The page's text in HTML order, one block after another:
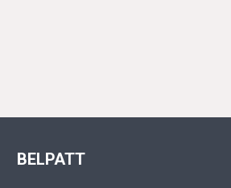
BELPATT